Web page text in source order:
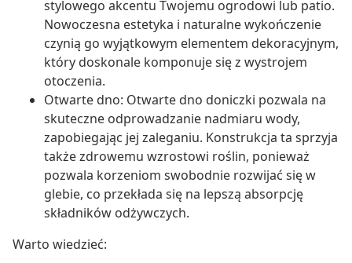
stylowego akcentu Twojemu ogrodowi lub patio.
Nowoczesna estetyka i naturalne wykończenie
czynią go wyjątkowym elementem dekoracyjnym,
który doskonale komponuje się z wystrojem
otoczenia.
Otwarte dno: Otwarte dno doniczki pozwala na
skuteczne odprowadzanie nadmiaru wody,
zapobiegając jej zaleganiu. Konstrukcja ta sprzyja
także zdrowemu wzrostowi roślin, ponieważ
pozwala korzeniom swobodnie rozwijać się w
glebie, co przekłada się na lepszą absorpcję
składników odżywczych.
Warto wiedzieć: